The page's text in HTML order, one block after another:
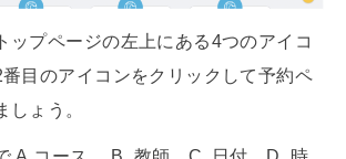
ップページの左上にある4つのアイコ
目のアイコンをクリックして予約ペ
しょう。